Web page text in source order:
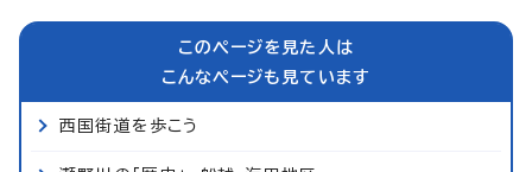
このページを見た人は
こんなページも見ています
西国街道を歩こう